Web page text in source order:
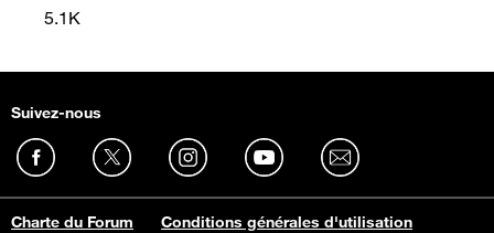
5.1K
Suivez-nous
Charte du Forum Conditions générales d'utilisation